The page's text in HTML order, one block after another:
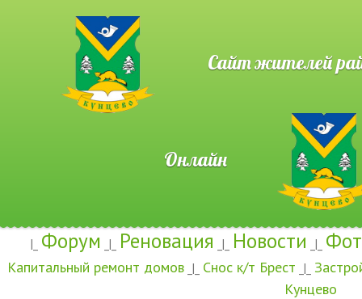
Сайт жителей
Онлайн
|_ Форум _|_ Реновация _|_ Новости _|_
Капитальный ремонт домов _|_ Снос к/т Брест _|_
Кунцево